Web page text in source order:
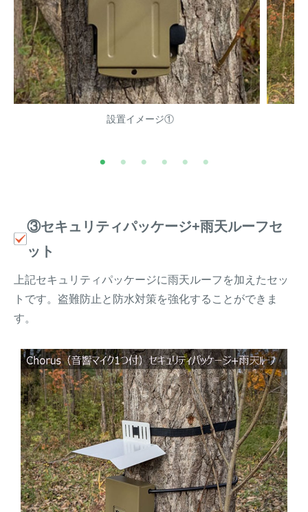
設置イメージ①
③セキュリティパッケージ+雨天ルーフセ
ット
上記セキュリティパッケージに雨天ルーフを加えたセッ
トです。盗難防止と防水対策を強化することができま
す。